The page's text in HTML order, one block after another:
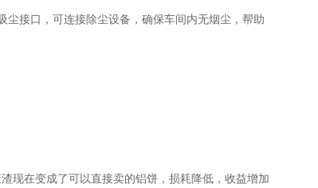
接口，可连接除尘设备，确保车间内无烟尘，帮助
现在变成了可以直接卖的铝饼，损耗降低，收益增加